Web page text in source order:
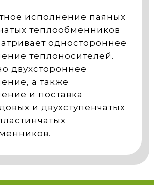
исполнение паяных
теплообменников
одностороннее
теплоносителей.
двухстороннее
а также
и поставка
и двухступенчатых